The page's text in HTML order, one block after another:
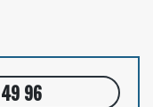
96